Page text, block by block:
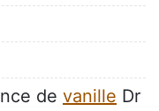
de vanille Dr